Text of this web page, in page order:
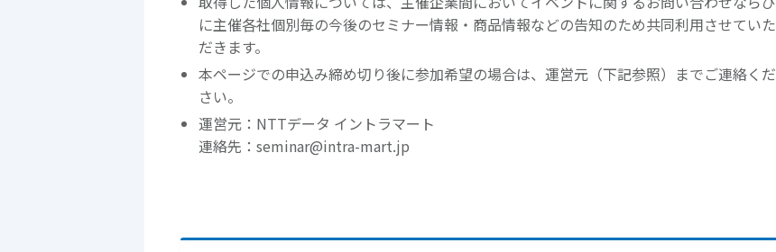
に主催各社個別毎の今後のセミナー情報・商品情報などの告知のため共同利用させていた
だきます。
本ページでの申込み締め切り後に参加希望の場合は、運営元（下記参照）までご連絡くだ
さい。
運営元：NTTデータ イントラマート
連絡先：seminar@intra-mart.jp